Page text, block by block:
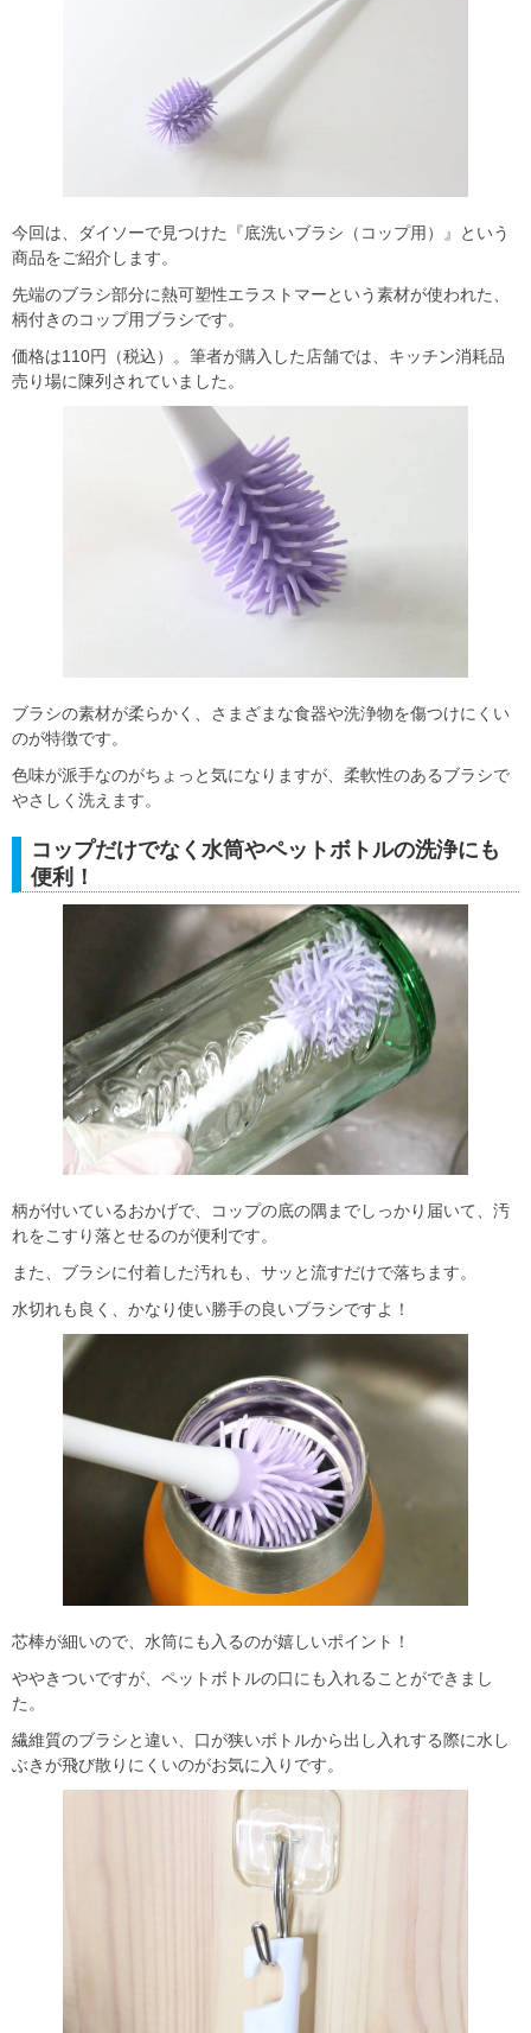
今回は、ダイソーで見つけた『底洗いブラシ（コップ用）』という
商品をご紹介します。
先端のブラシ部分に熱可塑性エラストマーという素材が使われた、
柄付きのコップ用ブラシです。
価格は110円（税込）。筆者が購入した店舗では、キッチン消耗品
売り場に陳列されていました。
ブラシの素材が柔らかく、さまざまな食器や洗浄物を傷つけにくい
のが特徴です。
色味が派手なのがちょっと気になりますが、柔軟性のあるブラシで
やさしく洗えます。
コップだけでなく水筒やペットボトルの洗浄にも
便利！
柄が付いているおかげで、コップの底の隅までしっかり届いて、汚
れをこすり落とせるのが便利です。
また、ブラシに付着した汚れも、サッと流すだけで落ちます。
水切れも良く、かなり使い勝手の良いブラシですよ！
芯棒が細いので、水筒にも入るのが嬉しいポイント！
ややきついですが、ペットボトルの口にも入れることができまし
た。
繊維質のブラシと違い、口が狭いボトルから出し入れする際に水し
ぶきが飛び散りにくいのがお気に入りです。